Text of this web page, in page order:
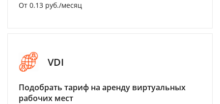
От 0.13 руб./месяц
VDI
Подобрать тариф на аренду виртуальных
рабочих мест